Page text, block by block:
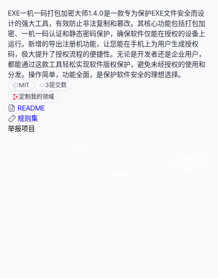
EXE一机一码打包加密大师1.4.0是一款专为保护EXE文件安全而设
计的强大工具，有效防止非法复制和篡改。其核心功能包括打包加
密、一机一码认证和静态密码保护，确保软件仅能在授权的设备上
运行。新增的导出注册机功能，让您能在手机上为用户生成授权
码，极大提升了授权流程的便捷性。无论是开发者还是企业用户，
都能通过这款工具轻松实现软件版权保护，避免未经授权的使用和
分发。操作简单，功能全面，是保护软件安全的理想选择。
MIT 3提交数
定制我的领域
README
规则集
举报项目